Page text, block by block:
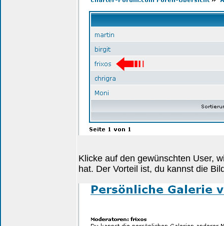
Klicke auf den gewünschten User,
hat. Der Vorteil ist, du kannst die